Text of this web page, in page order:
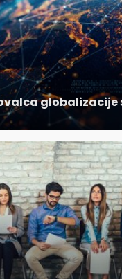
globalizacije